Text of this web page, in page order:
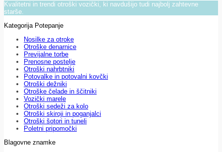
Kvalitetni in trendi otroški vozički, ki navdušijo tudi najbolj zahtevne
starše.
Kategorija Potepanje
Nosilke za otroke
Otroške denarnice
Previjalne torbe
Prenosne postelje
Otroški nahrbtniki
Potovalke in potovalni kovčki
Otroški dežniki
Otroške čelade in ščitniki
Vozički marele
Otroški sedeži za kolo
Otroški skiroji in poganjalci
Otroški šotori in tuneli
Poletni pripomočki
Blagovne znamke